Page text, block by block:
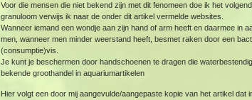
Voor die mensen die niet bekend zijn met dit fenomeen doe ik het
granuloom verwijs ik naar de onder dit artikel vermelde websites.
Wanneer iemand een wondje aan zijn hand of arm heeft en daarmee in
men, wanneer men minder weerstand heeft, besmet raken door een
(consumptie)vis.
Je kunt je beschermen door handschoenen te dragen die
bekende groothandel in aquariumartikelen
Hier volgt een door mij aangevulde/aangepaste kopie van het artikel